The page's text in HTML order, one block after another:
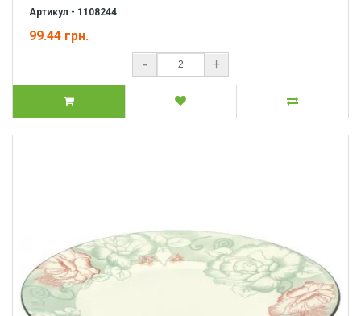
Артикул - 1108244
99.44 грн.
- +